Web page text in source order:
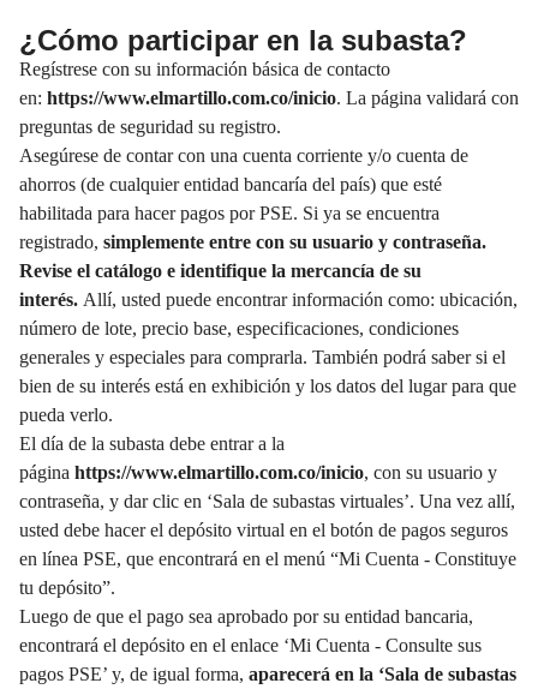
¿Cómo participar en la subasta?
Regístrese con su información básica de contacto
en: https://www.elmartillo.com.co/inicio. La página validará con
preguntas de seguridad su registro.
Asegúrese de contar con una cuenta corriente y/o cuenta de
ahorros (de cualquier entidad bancaría del país) que esté
habilitada para hacer pagos por PSE. Si ya se encuentra
registrado, simplemente entre con su usuario y contraseña.
Revise el catálogo e identifique la mercancía de su
interés. Allí, usted puede encontrar información como: ubicación,
número de lote, precio base, especificaciones, condiciones
generales y especiales para comprarla. También podrá saber si el
bien de su interés está en exhibición y los datos del lugar para que
pueda verlo.
El día de la subasta debe entrar a la
página https://www.elmartillo.com.co/inicio, con su usuario y
contraseña, y dar clic en ‘Sala de subastas virtuales’. Una vez allí,
usted debe hacer el depósito virtual en el botón de pagos seguros
en línea PSE, que encontrará en el menú “Mi Cuenta - Constituye
tu depósito”.
Luego de que el pago sea aprobado por su entidad bancaria,
encontrará el depósito en el enlace ‘Mi Cuenta - Consulte sus
pagos PSE’ y, de igual forma, aparecerá en la ‘Sala de subastas